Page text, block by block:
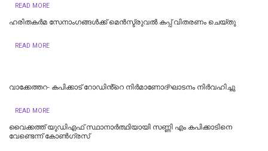
READ MORE
ഹരിതകർമ സേനാംഗങ്ങൾക്ക് മെൻസ്ട്രുവൽ കപ്പ് വിതരണം ചെയ്തു
READ MORE
വാക്കേത്തറ- കപിക്കാട് റോഡിൻ്റെ നിർമാണോദ്ഘാടനം നിർവഹിച്ചു
READ MORE
വൈക്കത്ത് യുഡിഎഫ് സ്ഥാനാർത്ഥിയായി സണ്ണി എം കപിക്കാടിനെ
വേണ്ടെന്ന് കോൺ​ഗ്രസ്